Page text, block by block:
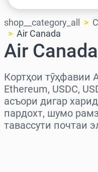
shop__category_all
Air Canada
Air
Кортҳои тӯҳфавии
Ethereum, USDC,
асъори дигар
пардохт, шумо
тавассути почтаи